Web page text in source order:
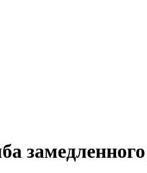
замедленного